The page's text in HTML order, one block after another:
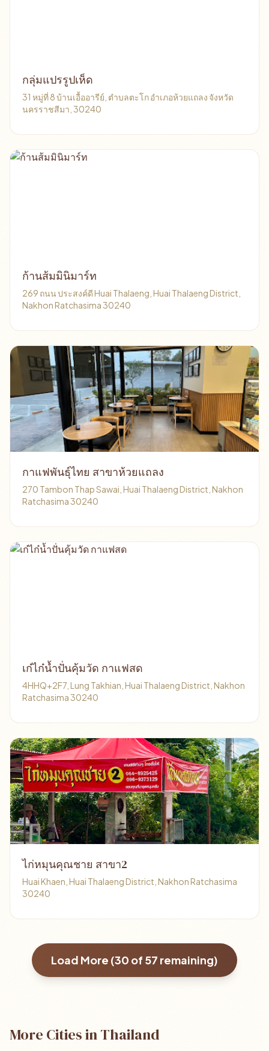
กลุ่มแปรรูปเห็ด
31 หมู่ที่ 8 บ้านเอื้ออารีย์, ตำบลตะโก อำเภอห้วยแถลง จังหวัด
นครราชสีมา, 30240
ก้านส้มมินิมาร์ท
269 ถนน ประสงค์ดี Huai Thalaeng, Huai Thalaeng District,
Nakhon Ratchasima 30240
กาแฟพันธุ์ไทย สาขาห้วยแถลง
270 Tambon Thap Sawai, Huai Thalaeng District, Nakhon
Ratchasima 30240
เก๋ไก๋น้ำปั่นคุ้มวัด กาแฟสด
4HHQ+2F7, Lung Takhian, Huai Thalaeng District, Nakhon
Ratchasima 30240
ไก่หมุนคุณชาย สาขา2
Huai Khaen, Huai Thalaeng District, Nakhon Ratchasima
30240
Load More (30 of 57 remaining)
More Cities in Thailand